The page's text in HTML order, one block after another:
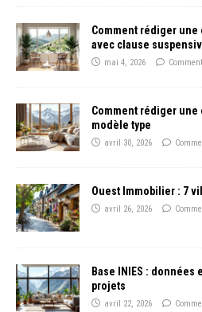
Comment rédiger
avec clause
mai 4, 2026
Comment rédiger une
modèle type
avril 30, 2026
Ouest Immobilier : 7
avril 26, 2026
Base INIES :
projets
avril 22, 2026